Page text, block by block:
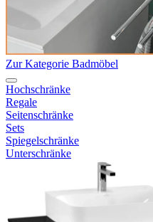
Zur Kategorie Badmöbel
Hochschränke
Regale
Seitenschränke
Sets
Spiegelschränke
Unterschränke